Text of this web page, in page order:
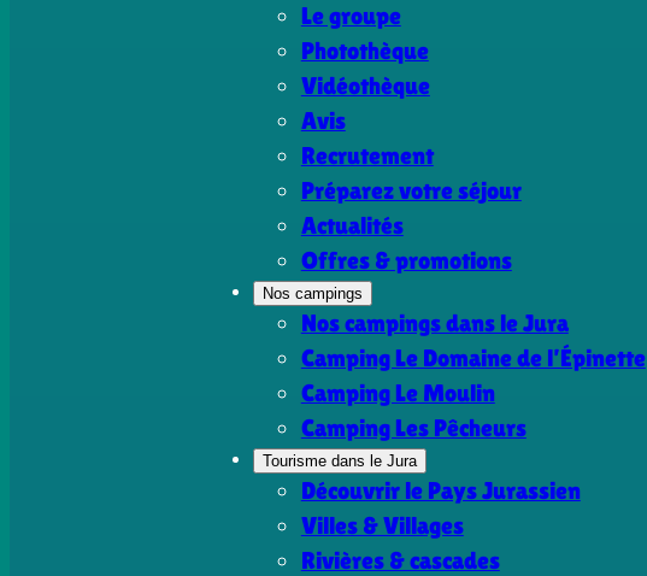
Le groupe
Photothèque
Vidéothèque
Avis
Recrutement
Préparez votre séjour
Actualités
Offres & promotions
Nos campings
Nos campings dans le Jura
Camping Le Domaine de l’Épinette
Camping Le Moulin
Camping Les Pêcheurs
Tourisme dans le Jura
Découvrir le Pays Jurassien
Villes & Villages
Rivières & cascades